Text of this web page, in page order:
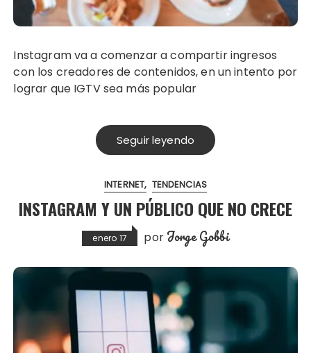
Instagram va a comenzar a compartir ingresos
con los creadores de contenidos, en un intento por
lograr que IGTV sea más popular
Seguir leyendo
INTERNET TENDENCIAS
INSTAGRAM Y UN PÚBLICO QUE NO CRECE
enero 17 por Jorge Gobbi